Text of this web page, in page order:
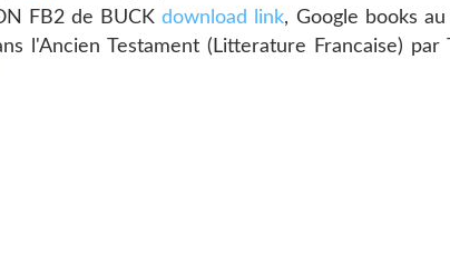
FB2 de BUCKdownload link, Google books
l'Ancien Testament (Litterature Francaise) par